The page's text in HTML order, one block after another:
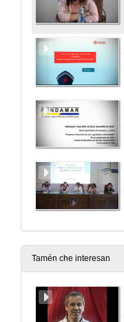
Tamén che interesan